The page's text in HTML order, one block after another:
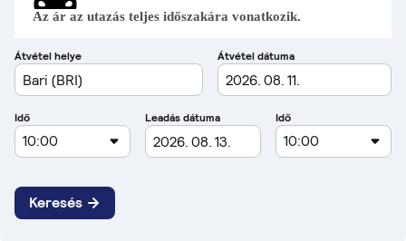
Az ár az utazás teljes időszakára vonatkozik.